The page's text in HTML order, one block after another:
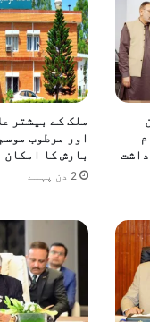
ملک کے بیشتر
اور مرطوب
بارش کا امکان
2 دن پہلے